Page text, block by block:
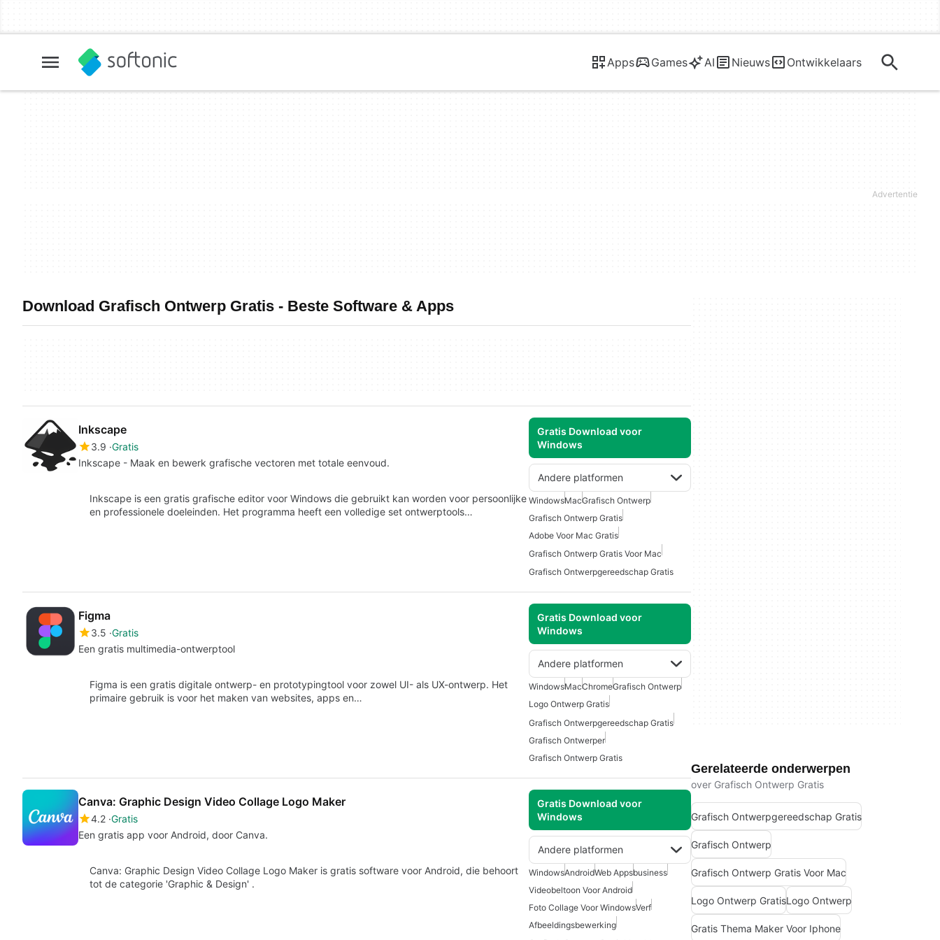
Apps Games AI Nieuws Ontwikkelaars
Download Grafisch Ontwerp Gratis - Beste Software & Apps
Inkscape
3.9 Gratis
Inkscape - Maak en bewerk grafische vectoren met totale eenvoud.
Gratis Download voor
Windows
Andere platformen
Inkscape is een gratis grafische editor voor Windows die gebruikt kan worden voor persoonlijke
en professionele doeleinden. Het programma heeft een volledige set ontwerptools…
WindowsMacGrafisch Ontwerp
Grafisch Ontwerp Gratis
Adobe Voor Mac Gratis
Grafisch Ontwerp Gratis Voor Mac
Grafisch Ontwerpgereedschap Gratis
Figma
3.5 Gratis
Een gratis multimedia-ontwerptool
Gratis Download voor
Windows
Andere platformen
Figma is een gratis digitale ontwerp- en prototypingtool voor zowel UI- als UX-ontwerp. Het
primaire gebruik is voor het maken van websites, apps en…
WindowsMacChromeGrafisch Ontwerp
Logo Ontwerp Gratis
Grafisch Ontwerpgereedschap Gratis
Grafisch Ontwerper
Grafisch Ontwerp Gratis
Canva: Graphic Design Video Collage Logo Maker
4.2 Gratis
Een gratis app voor Android, door Canva.
Gratis Download voor
Windows
Andere platformen
Canva: Graphic Design Video Collage Logo Maker is gratis software voor Android, die behoort
tot de categorie 'Graphic & Design' .
WindowsAndroidWeb Appsbusiness
Videobeltoon Voor Android
Foto Collage Voor WindowsVerf
Afbeeldingsbewerking
Gerelateerde onderwerpen
over Grafisch Ontwerp Gratis
Grafisch Ontwerpgereedschap Gratis
Grafisch Ontwerp
Grafisch Ontwerp Gratis Voor Mac
Logo Ontwerp GratisLogo Ontwerp
Gratis Thema Maker Voor Iphone